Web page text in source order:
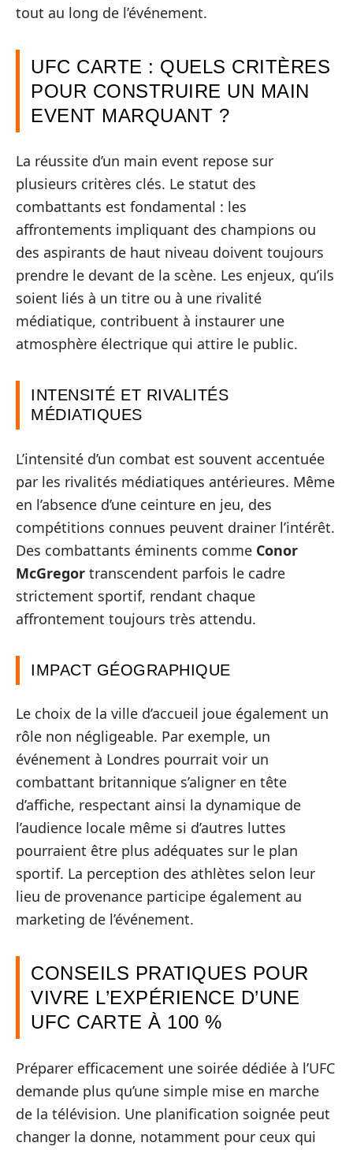
tout au long de l’événement.
UFC CARTE : QUELS CRITÈRES
POUR CONSTRUIRE UN MAIN
EVENT MARQUANT ?
La réussite d’un main event repose sur
plusieurs critères clés. Le statut des
combattants est fondamental : les
affrontements impliquant des champions ou
des aspirants de haut niveau doivent toujours
prendre le devant de la scène. Les enjeux, qu’ils
soient liés à un titre ou à une rivalité
médiatique, contribuent à instaurer une
atmosphère électrique qui attire le public.
INTENSITÉ ET RIVALITÉS
MÉDIATIQUES
L’intensité d’un combat est souvent accentuée
par les rivalités médiatiques antérieures. Même
en l’absence d’une ceinture en jeu, des
compétitions connues peuvent drainer l’intérêt.
Des combattants éminents comme Conor
McGregor transcendent parfois le cadre
strictement sportif, rendant chaque
affrontement toujours très attendu.
IMPACT GÉOGRAPHIQUE
Le choix de la ville d’accueil joue également un
rôle non négligeable. Par exemple, un
événement à Londres pourrait voir un
combattant britannique s’aligner en tête
d’affiche, respectant ainsi la dynamique de
l’audience locale même si d’autres luttes
pourraient être plus adéquates sur le plan
sportif. La perception des athlètes selon leur
lieu de provenance participe également au
marketing de l’événement.
CONSEILS PRATIQUES POUR
VIVRE L’EXPÉRIENCE D’UNE
UFC CARTE À 100 %
Préparer efficacement une soirée dédiée à l’UFC
demande plus qu’une simple mise en marche
de la télévision. Une planification soignée peut
changer la donne, notamment pour ceux qui